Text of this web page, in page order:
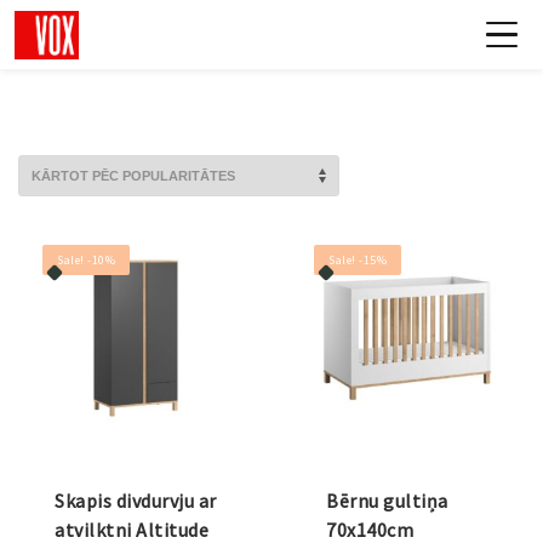
Sale! -10%
Skapis divdurvju ar
atvilktni Altitude
Sale! -15%
Bērnu gultiņa
70x140cm